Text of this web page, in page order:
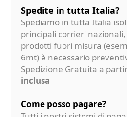
Spedite in tutta Italia?
Spediamo in tutta Italia
principali corrieri
prodotti fuori misura
6mt) è necessario
Spedizione Gratuita a
inclusa
Come posso pagare?